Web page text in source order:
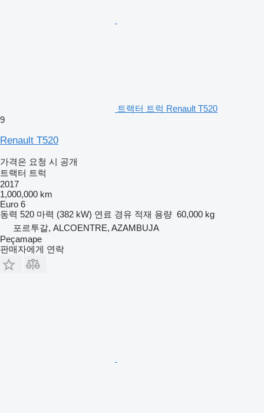
트랙터 트럭 Renault T520
9
Renault T520
가격은 요청 시 공개
트랙터 트럭
2017
1,000,000 km
Euro 6
동력 520 마력 (382 kW) 연료 경유 적재 용량 60,000 kg
포르투갈, ALCOENTRE, AZAMBUJA
Peçamape
판매자에게 연락